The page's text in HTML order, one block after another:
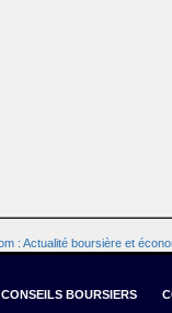
: Actualité boursière et
CONSEILS BOURSIERS